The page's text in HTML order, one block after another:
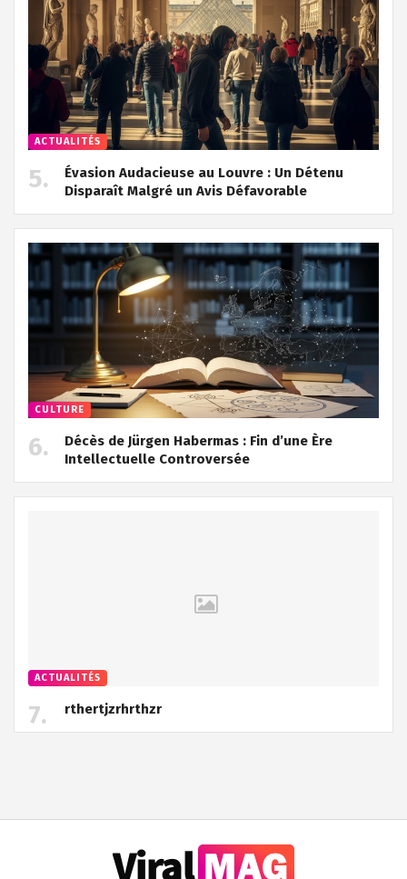
ACTUALITÉS
Évasion Audacieuse au Louvre : Un Détenu
Disparaît Malgré un Avis Défavorable
CULTURE
Décès de Jürgen Habermas : Fin d’une Ère
Intellectuelle Controversée
ACTUALITÉS
rthertjzrhrthzr